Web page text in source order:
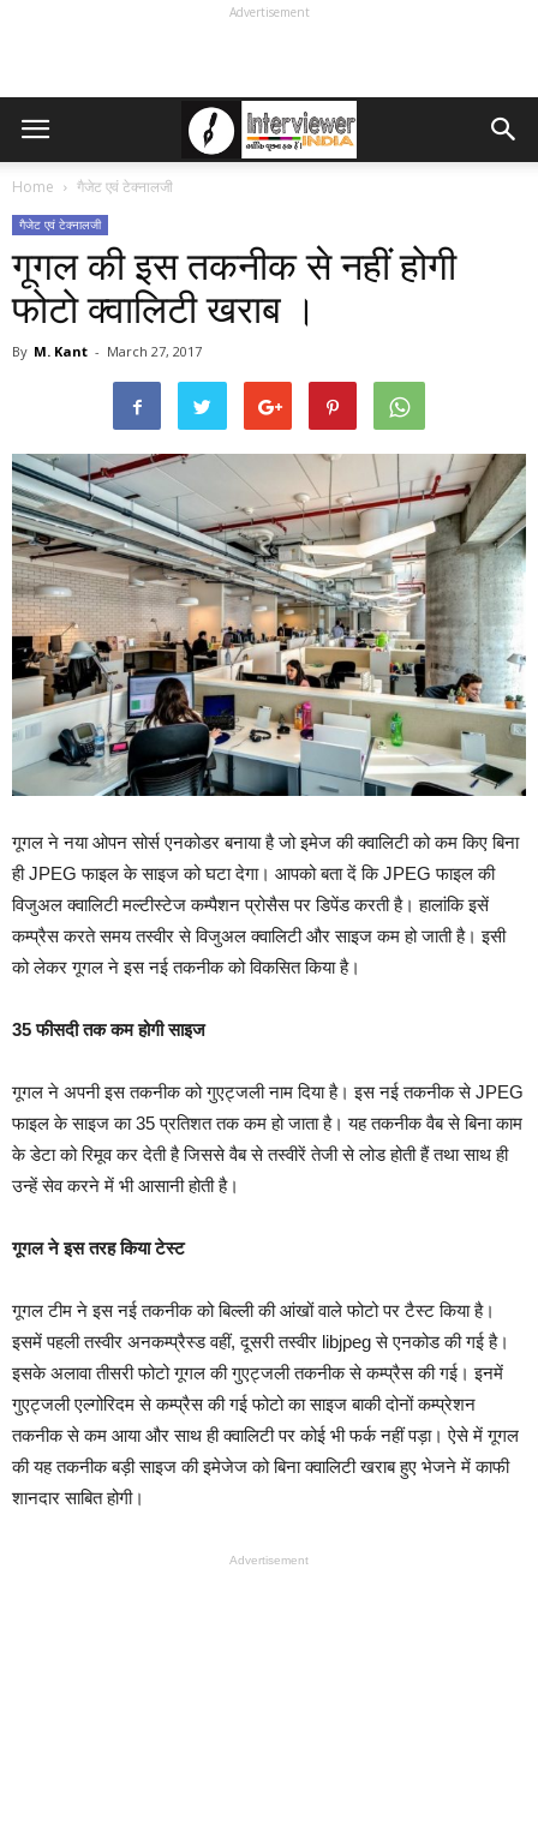
Advertisement
Home गैजेट एवं टेक्नालजी
गैजेट एवं टेक्नालजी
गूगल की इस तकनीक से नहीं होगी
फोटो क्वालिटी खराब ।
By M. Kant - March 27, 2017
गूगल ने नया ओपन सोर्स एनकोडर बनाया है जो इमेज की क्वालिटी को कम किए बिना
ही JPEG फाइल के साइज को घटा देगा। आपको बता दें कि JPEG फाइल की
विजुअल क्वालिटी मल्टीस्टेज कम्पैशन प्रोसैस पर डिपेंड करती है। हालांकि इसें
कम्प्रैस करते समय तस्वीर से विजुअल क्वालिटी और साइज कम हो जाती है। इसी
को लेकर गूगल ने इस नई तकनीक को विकसित किया है।
35 फीसदी तक कम होगी साइज
गूगल ने अपनी इस तकनीक को गुएट्जली नाम दिया है। इस नई तकनीक से JPEG
फाइल के साइज का 35 प्रतिशत तक कम हो जाता है। यह तकनीक वैब से बिना काम
के डेटा को रिमूव कर देती है जिससे वैब से तस्वीरें तेजी से लोड होती हैं तथा साथ ही
उन्हें सेव करने में भी आसानी होती है।
गूगल ने इस तरह किया टेस्ट
गूगल टीम ने इस नई तकनीक को बिल्ली की आंखों वाले फोटो पर टैस्ट किया है।
इसमें पहली तस्वीर अनकम्प्रैस्ड वहीं, दूसरी तस्वीर libjpeg से एनकोड की गई है।
इसके अलावा तीसरी फोटो गूगल की गुएट्जली तकनीक से कम्प्रैस की गई। इनमें
गुएट्जली एल्गोरिदम से कम्प्रैस की गई फोटो का साइज बाकी दोनों कम्प्रेशन
तकनीक से कम आया और साथ ही क्वालिटी पर कोई भी फर्क नहीं पड़ा। ऐसे में गूगल
की यह तकनीक बड़ी साइज की इमेजेज को बिना क्वालिटी खराब हुए भेजने में काफी
शानदार साबित होगी।
Advertisement